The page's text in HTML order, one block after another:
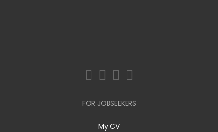
FOR JOBSEEKERS
My CV